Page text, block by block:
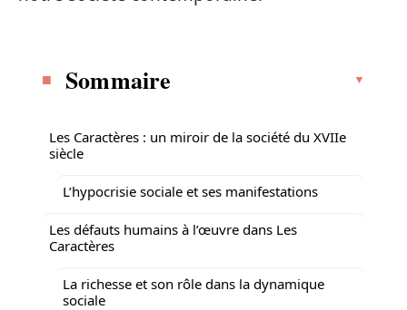
Sommaire
Les Caractères : un miroir de la société du XVIIe
siècle
L’hypocrisie sociale et ses manifestations
Les défauts humains à l’œuvre dans Les
Caractères
La richesse et son rôle dans la dynamique
sociale